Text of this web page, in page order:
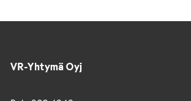
VR-Yhtymä Oyj